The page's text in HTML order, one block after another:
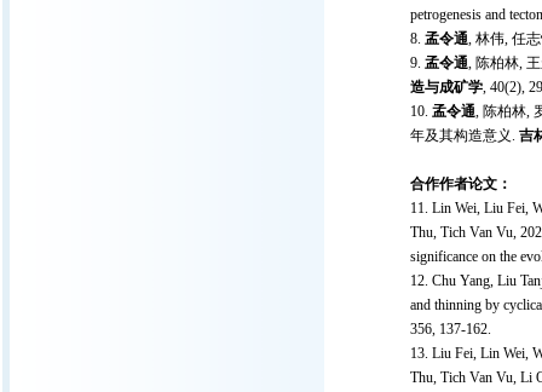
petrogenesis and
孟令通, 林伟, 任
孟令通, 陈柏林,
造与成矿学, 40(2),
孟令通, 陈柏林,
年及其构造意义. 吉
合作作者论文：
Lin Wei, Liu Fei,
Thu, Tich Van Vu,
significance on the
Chu Yang, Liu
and thinning by
356, 137-162.
Liu Fei, Lin Wei,
Thu, Tich Van Vu, Li